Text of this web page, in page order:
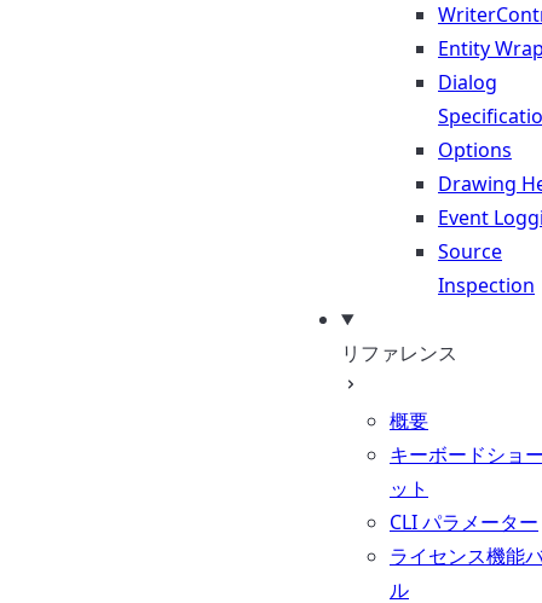
Entity
Dialog
Options
Drawing
Event
Source
Inspection
リファレンス
概要
キーボードショ
ット
CLI パラメーター
ライセンス機能
ル